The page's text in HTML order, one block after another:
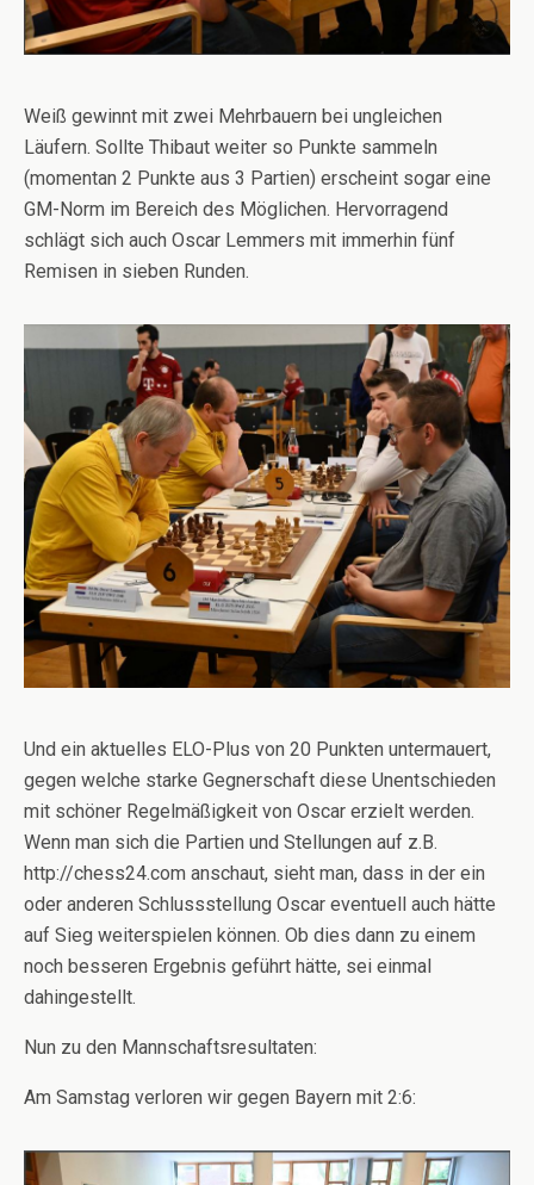
Weiß gewinnt mit zwei Mehrbauern bei ungleichen
Läufern. Sollte Thibaut weiter so Punkte sammeln
(momentan 2 Punkte aus 3 Partien) erscheint sogar eine
GM-Norm im Bereich des Möglichen. Hervorragend
schlägt sich auch Oscar Lemmers mit immerhin fünf
Remisen in sieben Runden.
Und ein aktuelles ELO-Plus von 20 Punkten untermauert,
gegen welche starke Gegnerschaft diese Unentschieden
mit schöner Regelmäßigkeit von Oscar erzielt werden.
Wenn man sich die Partien und Stellungen auf z.B.
http://chess24.com anschaut, sieht man, dass in der ein
oder anderen Schlussstellung Oscar eventuell auch hätte
auf Sieg weiterspielen können. Ob dies dann zu einem
noch besseren Ergebnis geführt hätte, sei einmal
dahingestellt.
Nun zu den Mannschaftsresultaten:
Am Samstag verloren wir gegen Bayern mit 2:6: